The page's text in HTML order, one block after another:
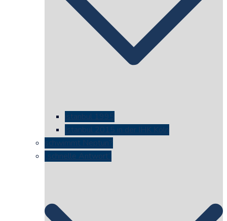
istanbul 1995
Istanbul 2015 in der IHK Köln
schwimmt Neptun?
„schnelle Antwort“